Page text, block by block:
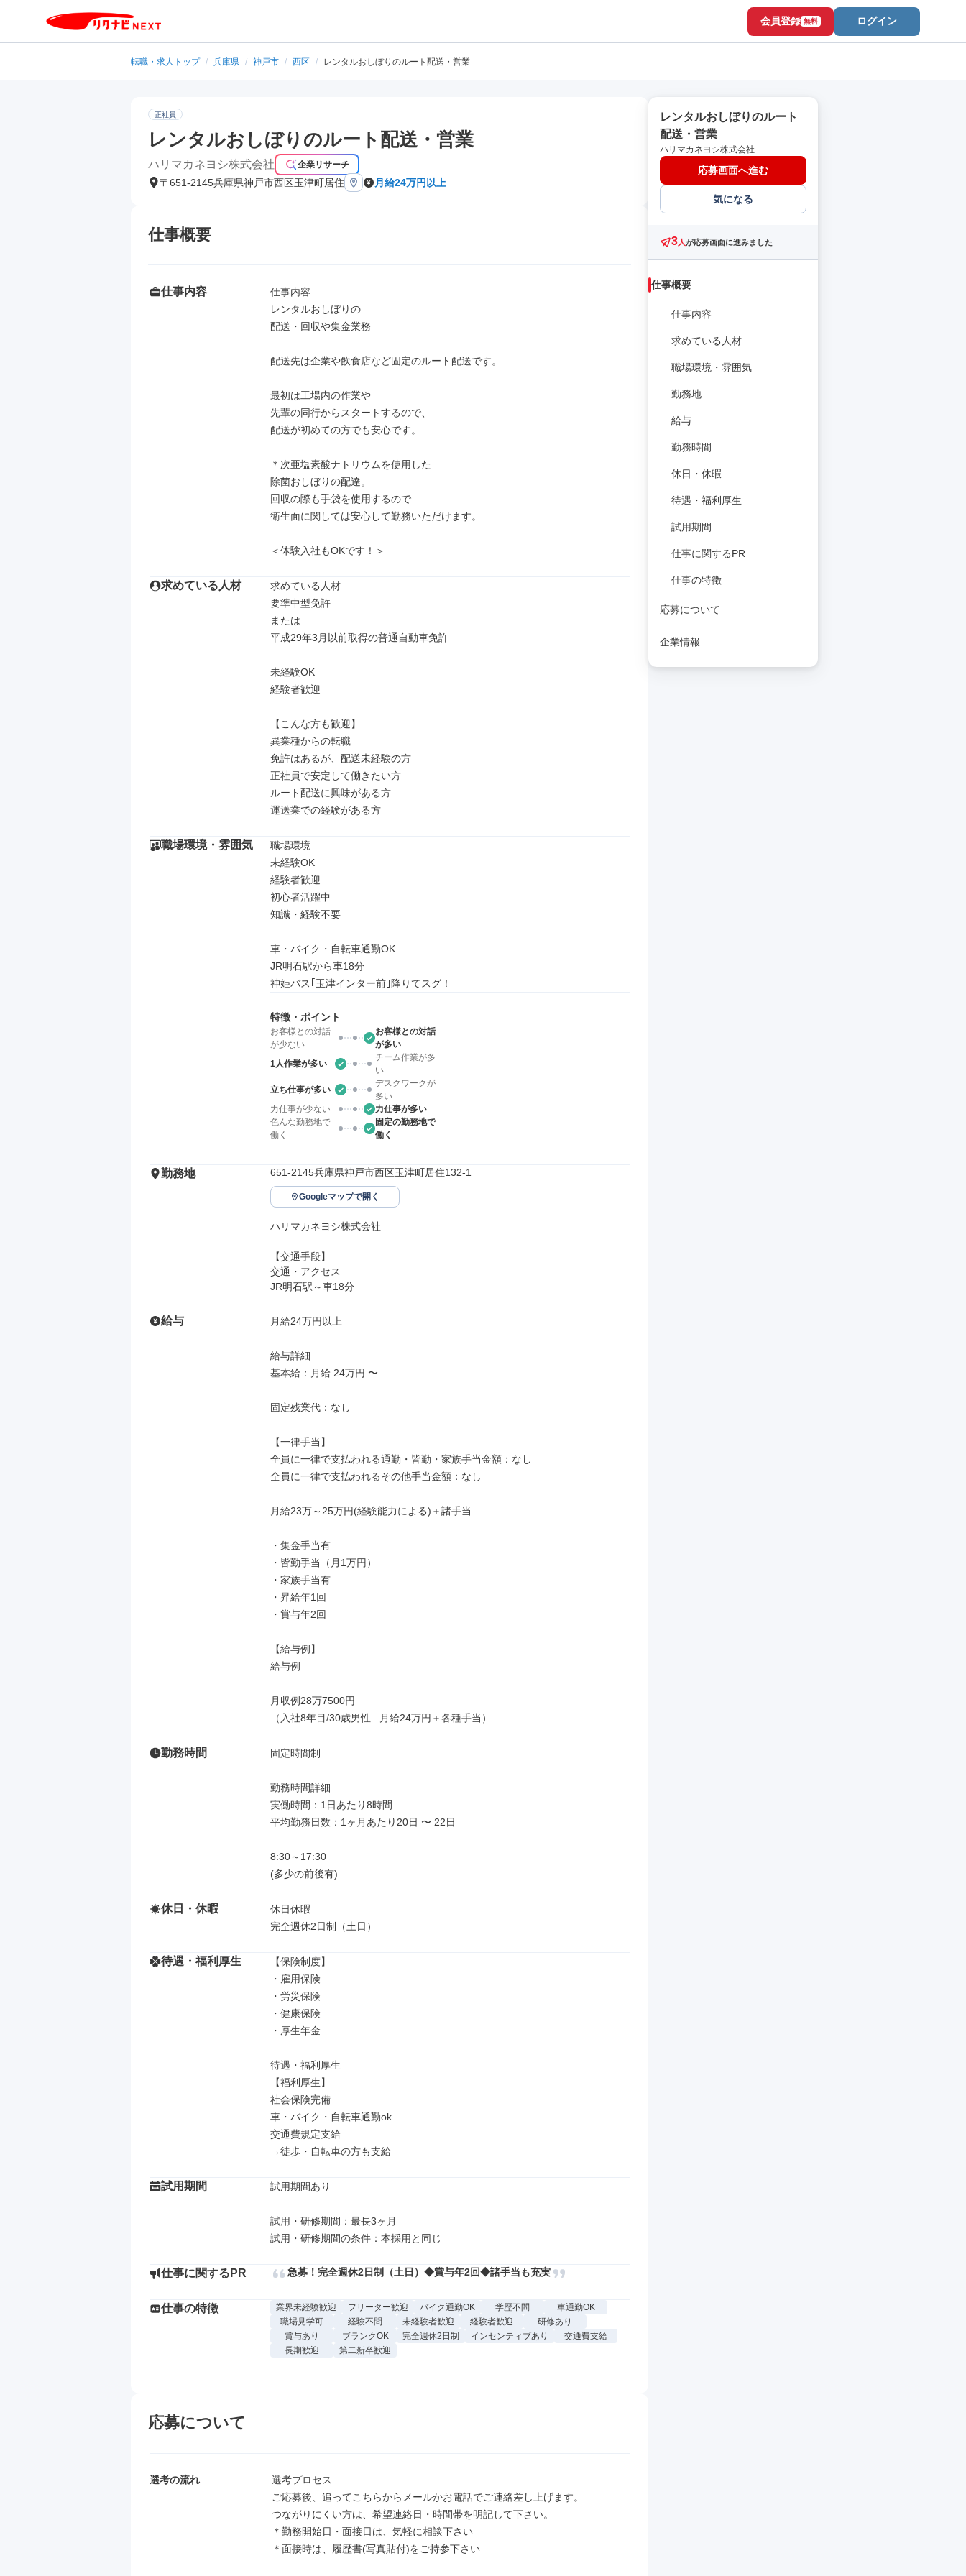
会員登録 無料 ログイン
転職・求人トップ / 兵庫県 / 神戸市 / 西区 / レンタルおしぼりのルート配送・営業
正社員
レンタルおしぼりのルート配送・営業
ハリマカネヨシ株式会社 企業リサーチ
〒651-2145兵庫県神戸市西区玉津町居住 月給24万円以上
仕事概要
仕事内容
仕事内容
レンタルおしぼりの
配送・回収や集金業務
配送先は企業や飲食店など固定のルート配送です。
最初は工場内の作業や
先輩の同行からスタートするので、
配送が初めての方でも安心です。
＊次亜塩素酸ナトリウムを使用した
除菌おしぼりの配達。
回収の際も手袋を使用するので
衛生面に関しては安心して勤務いただけます。
＜体験入社もOKです！＞
求めている人材
求めている人材
要準中型免許
または
平成29年3月以前取得の普通自動車免許
未経験OK
経験者歓迎
【こんな方も歓迎】
異業種からの転職
免許はあるが、配送未経験の方
正社員で安定して働きたい方
ルート配送に興味がある方
運送業での経験がある方
職場環境・雰囲気
職場環境
未経験OK
経験者歓迎
初心者活躍中
知識・経験不要
車・バイク・自転車通勤OK
JR明石駅から車18分
神姫バス｢玉津インター前｣降りてスグ！
特徴・ポイント
お客様との対話
が少ない
お客様との対話
が多い
1人作業が多い
チーム作業が多
い
立ち仕事が多い
デスクワークが
多い
力仕事が少ない
力仕事が多い
色んな勤務地で
働く
固定の勤務地で
働く
勤務地 651-2145兵庫県神戸市西区玉津町居住132-1
Googleマップで開く
ハリマカネヨシ株式会社
【交通手段】
交通・アクセス
JR明石駅～車18分
給与 月給24万円以上
給与詳細
基本給：月給 24万円 〜
固定残業代：なし
【一律手当】
全員に一律で支払われる通勤・皆勤・家族手当金額：なし
全員に一律で支払われるその他手当金額：なし
月給23万～25万円(経験能力による)＋諸手当
・集金手当有
・皆勤手当（月1万円）
・家族手当有
・昇給年1回
・賞与年2回
【給与例】
給与例
月収例28万7500円
（入社8年目/30歳男性...月給24万円＋各種手当）
勤務時間 固定時間制
勤務時間詳細
実働時間：1日あたり8時間
平均勤務日数：1ヶ月あたり20日 〜 22日
8:30～17:30
(多少の前後有)
休日・休暇
休日休暇
完全週休2日制（土日）
待遇・福利厚生
【保険制度】
・雇用保険
・労災保険
・健康保険
・厚生年金
待遇・福利厚生
【福利厚生】
社会保険完備
車・バイク・自転車通勤ok
交通費規定支給
→徒歩・自転車の方も支給
試用期間 試用期間あり
試用・研修期間：最長3ヶ月
仕事に関するPR 急募！完全週休2日制（土日）◆賞与年2回◆諸手当も充実
仕事の特徴 業界未経験歓迎 フリーター歓迎 バイク通勤OK 学歴不問
車通勤OK
職場見学可
経験不問 未経験者歓迎 経験者歓迎
研修あり
賞与あり
ブランクOK 完全週休2日制 インセンティブあり
交通費支給
長期歓迎
第二新卒歓迎
応募について
選考の流れ
選考プロセス
ご応募後、追ってこちらからメールかお電話でご連絡差し上げます。
つながりにくい方は、希望連絡日・時間帯を明記して下さい。
＊勤務開始日・面接日は、気軽に相談下さい
＊面接時は、履歴書(写真貼付)をご持参下さい
レンタルおしぼりのルート
配送・営業
ハリマカネヨシ株式会社
応募画面へ進む
気になる
3人が応募画面に進みました
仕事概要
仕事内容
求めている人材
職場環境・雰囲気
勤務地
給与
勤務時間
休日・休暇
待遇・福利厚生
試用期間
仕事に関するPR
仕事の特徴
応募について
企業情報